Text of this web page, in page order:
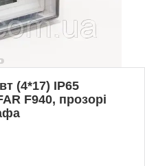
(4*17) IP65
F940, прозорі